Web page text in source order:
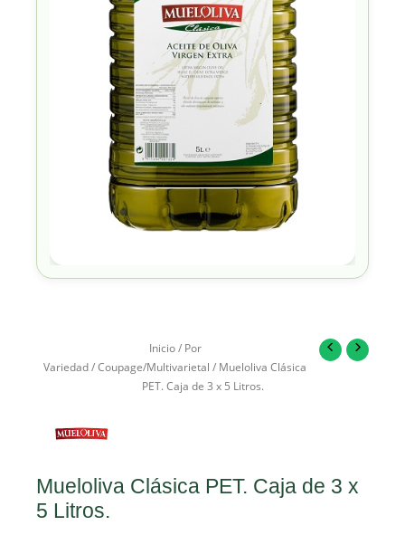
Inicio/ Por
Variedad/Coupage/Multivarietal / Mueloliva Clásica
PET. Caja de 3 x 5 Litros.
Mueloliva Clásica PET. Caja de 3 x
5 Litros.